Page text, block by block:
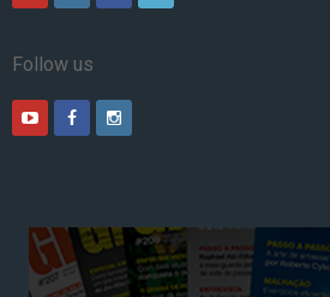
Follow us